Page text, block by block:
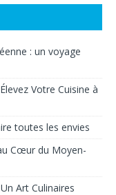
: un voyage
Votre Cuisine à
toutes les envies
Cœur du Moyen-
Art Culinaires